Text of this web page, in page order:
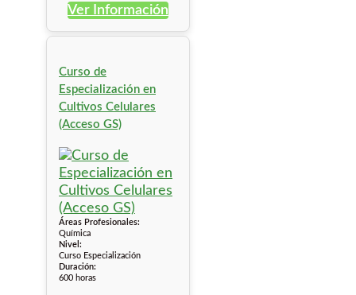
Ver Información
Curso de
Especialización en
Cultivos Celulares
(Acceso GS)
Áreas Profesionales:
Química
Nivel:
Curso Especialización
Duración:
600 horas